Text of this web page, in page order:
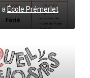
aÉcole Prémerlet